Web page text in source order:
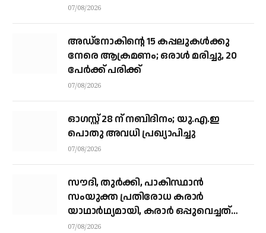
07/08/2026
അഡ്നോകിന്റെ 15 കപ്പലുകള്‍ക്കു
നേരെ ആക്രമണം; ഒരാള്‍ മരിച്ചു, 20
പേര്‍ക്ക് പരിക്ക്
07/08/2026
ഓഗസ്റ്റ് 28 ന് നബിദിനം; യു.എ.ഇ
പൊതു അവധി പ്രഖ്യാപിച്ചു
07/08/2026
സൗദി, തുര്‍ക്കി, പാകിസ്ഥാന്‍
സംയുക്ത പ്രതിരോധ കരാര്‍
യാഥാര്‍ഥ്യമായി, കരാര്‍ ഒപ്പുവെച്ചത്
വിശുദ്ധ ഹറമിന്റെ ചാരത്ത്
07/08/2026